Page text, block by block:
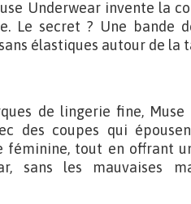
Underwear invente la
Le secret ? Une bande
élastiques autour de la
de lingerie fine,
des coupes qui
féminine, tout en offrant
sans les mauvaises